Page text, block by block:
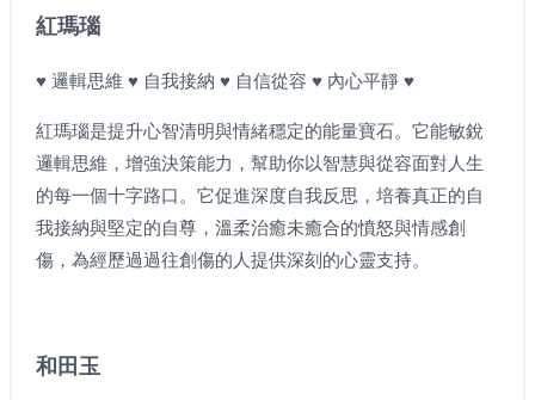
紅瑪瑙
♥ 邏輯思維 ♥ 自我接納 ♥ 自信從容 ♥ 內心平靜 ♥
紅瑪瑙是提升心智清明與情緒穩定的能量寶石。它能敏銳
邏輯思維，增強決策能力，幫助你以智慧與從容面對人生
的每一個十字路口。它促進深度自我反思，培養真正的自
我接納與堅定的自尊，溫柔治癒未癒合的憤怒與情感創
傷，為經歷過過往創傷的人提供深刻的心靈支持。
和田玉